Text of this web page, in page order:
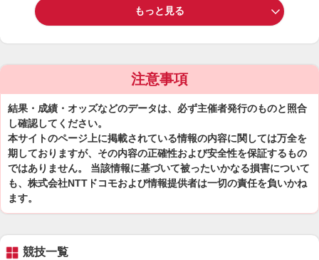
もっと見る
注意事項
結果・成績・オッズなどのデータは、必ず主催者発行のものと照合
し確認してください。
本サイトのページ上に掲載されている情報の内容に関しては万全を
期しておりますが、その内容の正確性および安全性を保証するもの
ではありません。 当該情報に基づいて被ったいかなる損害について
も、株式会社NTTドコモおよび情報提供者は一切の責任を負いかね
ます。
競技一覧